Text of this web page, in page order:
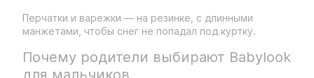
Перчатки и варежки — на резинке, с длинными
манжетами, чтобы снег не попадал под куртку.
Почему родители выбирают Babylook
для мальчиков